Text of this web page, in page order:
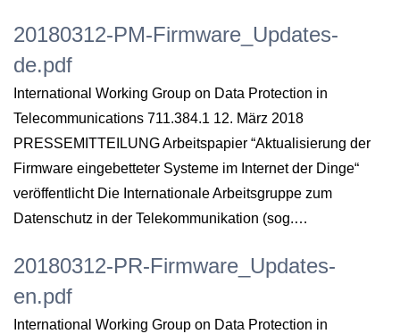
20180312-PM-Firmware_Updates-
de.pdf
International Working Group on Data Protection in
Telecommunications 711.384.1 12. März 2018
PRESSEMITTEILUNG Arbeitspapier “Aktualisierung der
Firmware eingebetteter Systeme im Internet der Dinge“
veröffentlicht Die Internationale Arbeitsgruppe zum
Datenschutz in der Telekommunikation (sog.…
20180312-PR-Firmware_Updates-
en.pdf
International Working Group on Data Protection in